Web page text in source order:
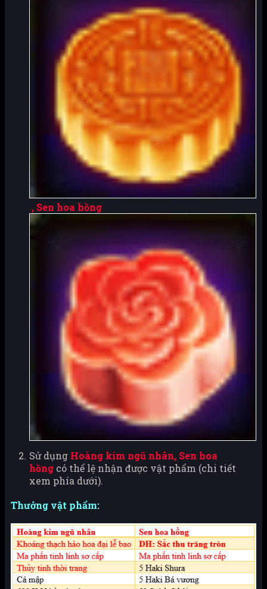
, Sen hoa hồng
Sử dụng Hoàng kim ngũ nhân, Sen hoa
hồng có thể lệ nhận được vật phẩm (chi tiết
xem phía dưới).
​Thưởng vật phẩm: